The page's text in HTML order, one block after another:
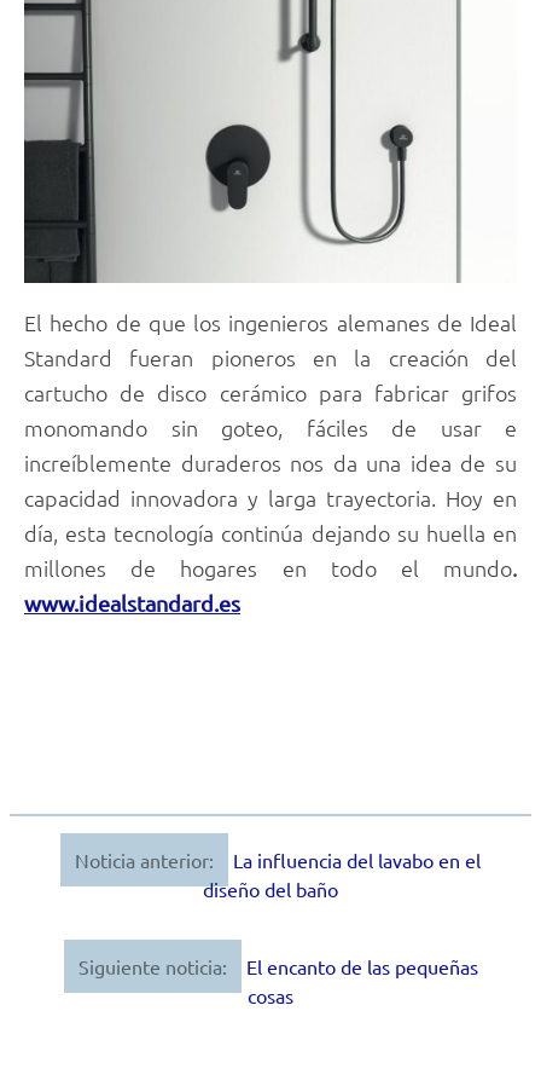
El hecho de que los ingenieros alemanes de Ideal
Standard fueran pioneros en la creación del
cartucho de disco cerámico para fabricar grifos
monomando sin goteo, fáciles de usar e
increíblemente duraderos nos da una idea de su
capacidad innovadora y larga trayectoria. Hoy en
día, esta tecnología continúa dejando su huella en
millones de hogares en todo el mundo.
www.idealstandard.es
Navegación
entradas
Noticia anterior:
La influencia del lavabo en el
diseño del baño
Siguiente noticia:
El encanto de las pequeñas
cosas